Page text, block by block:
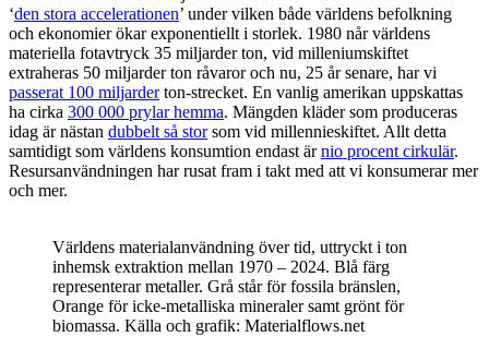
‘den stora accelerationen’ under vilken både världens befolkning
och ekonomier ökar exponentiellt i storlek. 1980 når världens
materiella fotavtryck 35 miljarder ton, vid milleniumskiftet
extraheras 50 miljarder ton råvaror och nu, 25 år senare, har vi
passerat 100 miljarderton-strecket. En vanlig amerikan uppskattas
ha cirka 300 000 prylar hemma. Mängden kläder som produceras
idag är nästan dubbelt så storsom vid millennieskiftet. Allt detta
samtidigt som världens konsumtion endast ärnio procent cirkulär.
Resursanvändningen har rusat fram i takt med att vi konsumerar mer
och mer.
Världens materialanvändning över tid, uttryckt i ton
inhemsk extraktion mellan 1970 – 2024. Blå färg
representerar metaller. Grå står för fossila bränslen,
Orange för icke-metalliska mineraler samt grönt för
biomassa. Källa och grafik: Materialflows.net